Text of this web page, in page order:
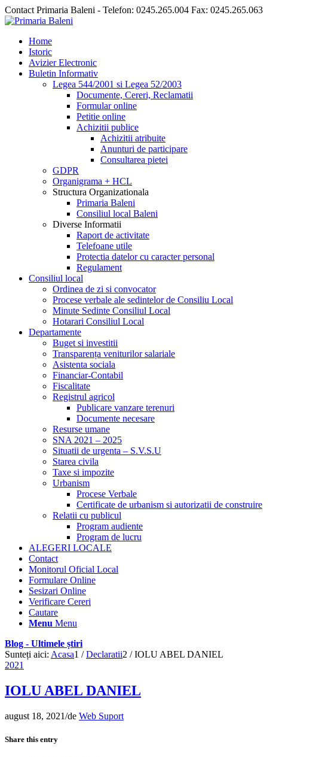
Contact Primaria Baleni - Telefon: 0245.265.004 Fax: 0245.265.063
Home
Istoric
Avizier Electronic
Buletin Informativ
Legea 544/2001 si Legea 52/2003
Documente, Cereri, Reclamatii
Formular online
Petitie online
Achizitii publice
Achizitii atribuite
Anunturi de participare
Consultarea pietei
GDPR
Organigrama + HCL
Structura Organizationala
Primaria Baleni
Consiliul local Baleni
Diverse Informatii
Raport de activitate
Telefoane utile
Protectia datelor cu caracter personal
Regulament
Consiliul local
Ordinea de zi si convocator
Procese verbale ale sedintelor de Consiliu Local
Minute Sedinte Consiliul Local
Hotarari Consiliul Local
Departamente
Buget si investitii
Transparența veniturilor salariale
Asistenta sociala
Financiar-Contabil
Fiscalitate
Registrul agricol
Publicare vanzare terenuri
Documente necesare
Resurse umane
SNA 2021 – 2025
Situatii de urgenta – S.V.S.U
Starea civila
Taxe si impozite
Urbanism
Procese Verbale
Certificate de urbanism si autorizatii de construire
Relatii cu publicul
Program audiente
Program de lucru
ALEGERI LOCALE
Contact
Monitorul Oficial Local
Formulare Online
Sesizari Online
Verificare Cereri
Cautare
Menu Menu
Blog - Ultimele știri
Sunteți aici: Acasa1 / Declaratii2 / IOLU ABEL DANIEL
2021
IOLU ABEL DANIEL
august 18, 2021/de Web Suport
Share this entry